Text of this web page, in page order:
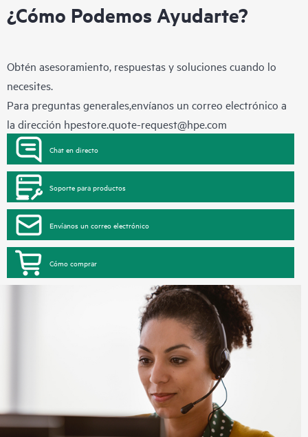
¿Cómo Podemos Ayudarte?
Obtén asesoramiento, respuestas y soluciones cuando lo
necesites.
Para preguntas generales,envíanos un correo electrónico a
la dirección hpestore.quote-request@hpe.com
Chat en directo
Soporte para productos
Envíanos un correo electrónico
Cómo comprar